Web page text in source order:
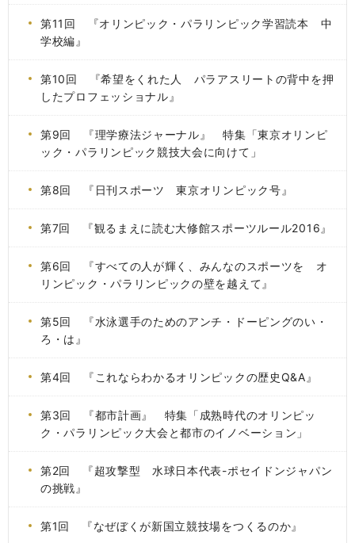
第11回 『オリンピック・パラリンピック学習読本 中
学校編』
第10回 『希望をくれた人 パラアスリートの背中を押
したプロフェッショナル』
第9回 『理学療法ジャーナル』 特集「東京オリンピ
ック・パラリンピック競技大会に向けて」
第8回 『日刊スポーツ 東京オリンピック号』
第7回 『観るまえに読む大修館スポーツルール2016』
第6回 『すべての人が輝く、みんなのスポーツを オ
リンピック・パラリンピックの壁を越えて』
第5回 『水泳選手のためのアンチ・ドーピングのい・
ろ・は』
第4回 『これならわかるオリンピックの歴史Q&A』
第3回 『都市計画』 特集「成熟時代のオリンピッ
ク・パラリンピック大会と都市のイノベーション」
第2回 『超攻撃型 水球日本代表-ポセイドンジャパン
の挑戦』
第1回 『なぜぼくが新国立競技場をつくるのか』